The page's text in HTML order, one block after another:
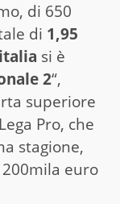
di 650
di 1,95
si è
2“,
superiore
Pro, che
stagione,
euro